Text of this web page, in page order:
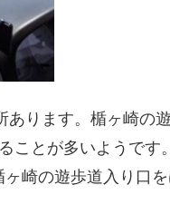
ります。楯ヶ崎の
ことが多いようです
崎の遊歩道入り口